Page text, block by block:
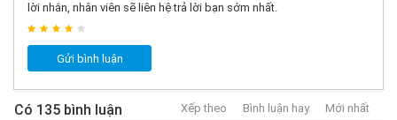
lời nhắn, nhân viên sẽ liên hệ trả lời bạn sớm nhất.
Gửi bình luận
Có 135 bình luận Xếp theo Bình luận hay
Mới nhất